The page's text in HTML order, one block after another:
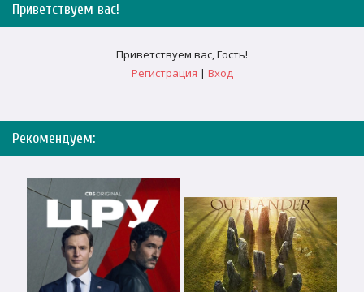
Приветствуем вас!
Приветствуем вас,Гость!
Регистрация | Вход
Рекомендуем: